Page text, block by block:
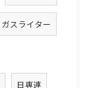
ガスライター
日専連